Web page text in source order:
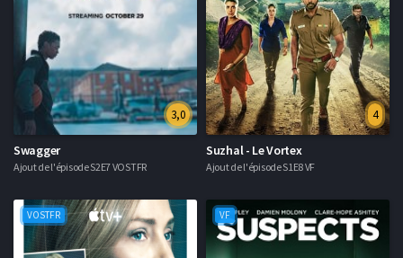
3,0
Swagger
Ajout de l'épisode S2E7 VOSTFR
4
Suzhal - Le Vortex
Ajout de l'épisode S1E8 VF
VOSTFR VF